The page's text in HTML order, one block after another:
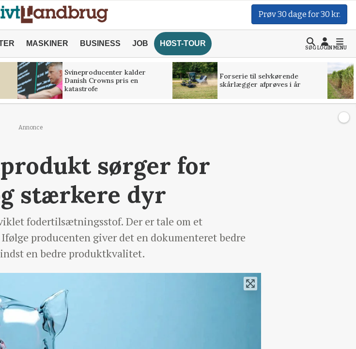
Prøv 30 dage for 30 kr.
MASKINER BUSINESS JOB HØST-TOUR
SØGLOGINMENU
Svineproducenter kalder
Danish Crowns pris en
katastrofe
Forserie til selvkørende
skårlægger afprøves i år
Annonce
sørger for
stærkere dyr
fodertilsætningsstof. Der er tale om et
producenten giver det en dokumenteret bedre
en bedre produktkvalitet.